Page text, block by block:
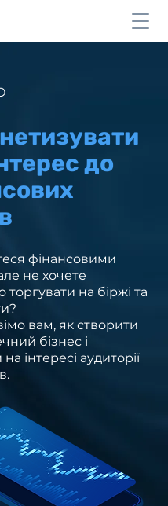
до
фінансовими
не хочете
торгувати на біржі та
вам, як створити
бізнес і
інтересі аудиторії